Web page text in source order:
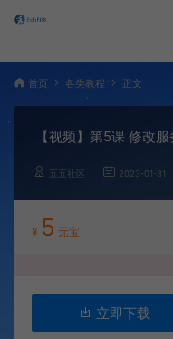
首页 各类教程 正文
【视频】第5课 修改
五五社区 2023-01-31
¥ 5 元宝
立即下载